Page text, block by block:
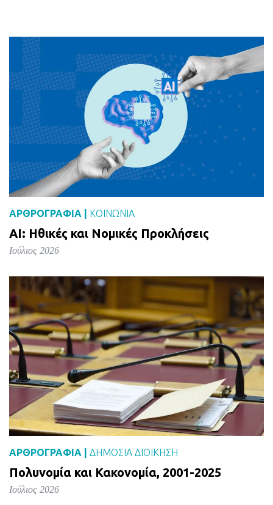
ΑΡΘΡΟΓΡΑΦΙΑ | ΚΟΙΝΩΝΙΑ
AI: Ηθικές και Νομικές Προκλήσεις
Ιούλιος 2026
ΑΡΘΡΟΓΡΑΦΙΑ | ΔΗΜΌΣΙΑ ΔΙΟΊΚΗΣΗ
Πολυνομία και Κακονομία, 2001-2025
Ιούλιος 2026